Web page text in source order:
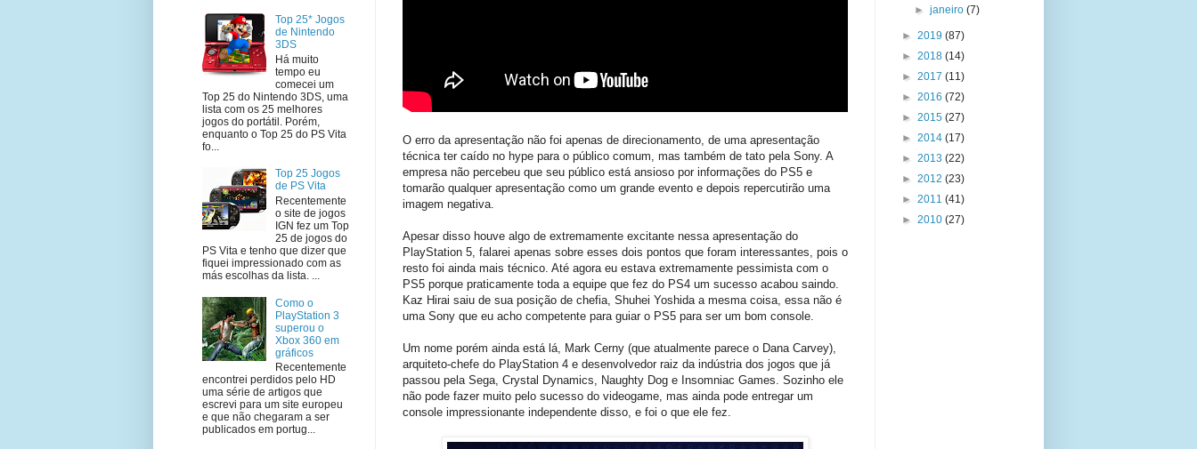
O erro da apresentação não foi apenas de direcionamento, de uma apresentação
técnica ter caído no hype para o público comum, mas também de tato pela Sony. A
empresa não percebeu que seu público está ansioso por informações do PS5 e
tomarão qualquer apresentação como um grande evento e depois repercutirão uma
imagem negativa.
Apesar disso houve algo de extremamente excitante nessa apresentação do
PlayStation 5, falarei apenas sobre esses dois pontos que foram interessantes, pois o
resto foi ainda mais técnico. Até agora eu estava extremamente pessimista com o
PS5 porque praticamente toda a equipe que fez do PS4 um sucesso acabou saindo.
Kaz Hirai saiu de sua posição de chefia, Shuhei Yoshida a mesma coisa, essa não é
uma Sony que eu acho competente para guiar o PS5 para ser um bom console.
Um nome porém ainda está lá, Mark Cerny (que atualmente parece o Dana Carvey),
arquiteto-chefe do PlayStation 4 e desenvolvedor raiz da indústria dos jogos que já
passou pela Sega, Crystal Dynamics, Naughty Dog e Insomniac Games. Sozinho ele
não pode fazer muito pelo sucesso do videogame, mas ainda pode entregar um
console impressionante independente disso, e foi o que ele fez.
Top 25* Jogos
de Nintendo
3DS
Há muito
tempo eu
comecei um
Top 25 do Nintendo 3DS, uma
lista com os 25 melhores
jogos do portátil. Porém,
enquanto o Top 25 do PS Vita
fo...
Top 25 Jogos
de PS Vita
Recentemente
o site de jogos
IGN fez um Top
25 de jogos do
PS Vita e tenho que dizer que
fiquei impressionado com as
más escolhas da lista. ...
Como o
PlayStation 3
superou o
Xbox 360 em
gráficos
Recentemente
encontrei perdidos pelo HD
uma série de artigos que
escrevi para um site europeu
e que não chegaram a ser
publicados em portug...
►janeiro(7)
► 2019 (87)
► 2018 (14)
► 2017 (11)
► 2016 (72)
► 2015 (27)
► 2014 (17)
► 2013 (22)
► 2012 (23)
► 2011 (41)
► 2010 (27)